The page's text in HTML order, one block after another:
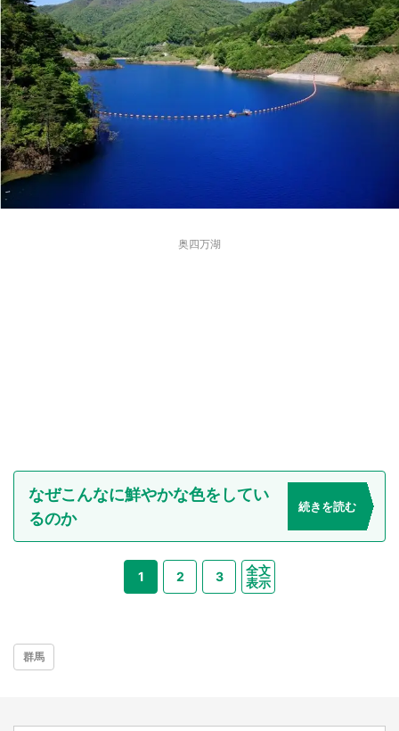
奥四万湖
なぜこんなに鮮やかな色をしてい
るのか
続きを読む
1 2 3
全文
表示
群馬